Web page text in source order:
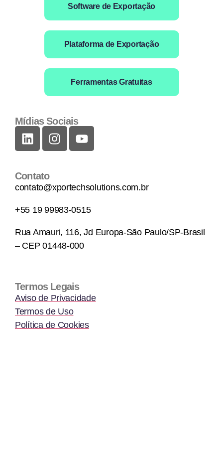
Software de Exportação
Plataforma de Exportação
Ferramentas Gratuitas
Mídias Sociais
Contato
contato@xportechsolutions.com.br
+55 19 99983-0515
Rua Amauri, 116, Jd Europa-São Paulo/SP-Brasil
– CEP 01448-000
Termos Legais
Aviso de Privacidade
Termos de Uso
Política de Cookies